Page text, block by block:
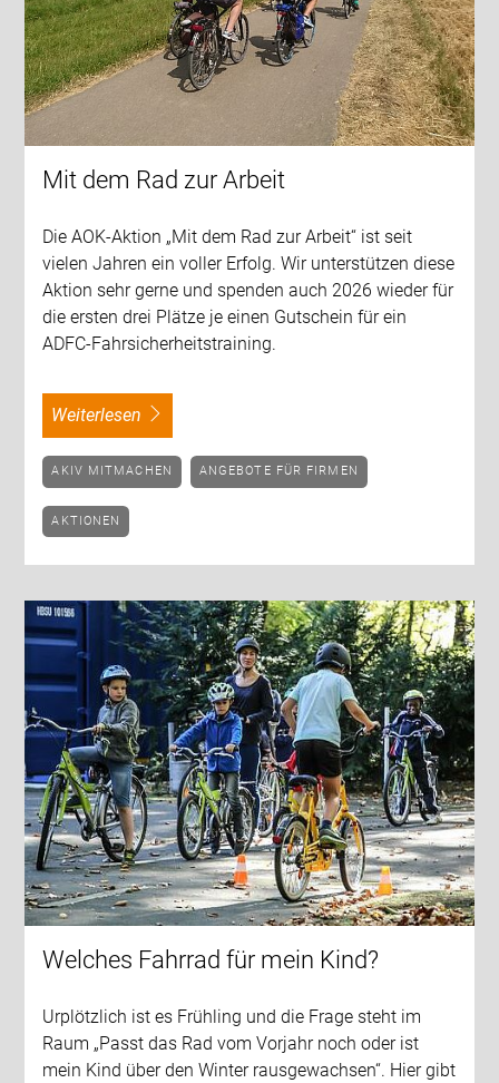
Mit dem Rad zur Arbeit
Die AOK-Aktion „Mit dem Rad zur Arbeit“ ist seit
vielen Jahren ein voller Erfolg. Wir unterstützen diese
Aktion sehr gerne und spenden auch 2026 wieder für
die ersten drei Plätze je einen Gutschein für ein
ADFC-Fahrsicherheitstraining.
weiterlesen
AKIV MITMACHEN ANGEBOTE FÜR FIRMEN
AKTIONEN
Welches Fahrrad für mein Kind?
Urplötzlich ist es Frühling und die Frage steht im
Raum „Passt das Rad vom Vorjahr noch oder ist
mein Kind über den Winter rausgewachsen“. Hier gibt